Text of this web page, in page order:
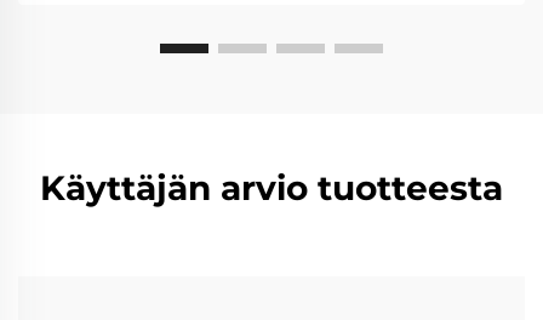
Käyttäjän arvio tuotteesta